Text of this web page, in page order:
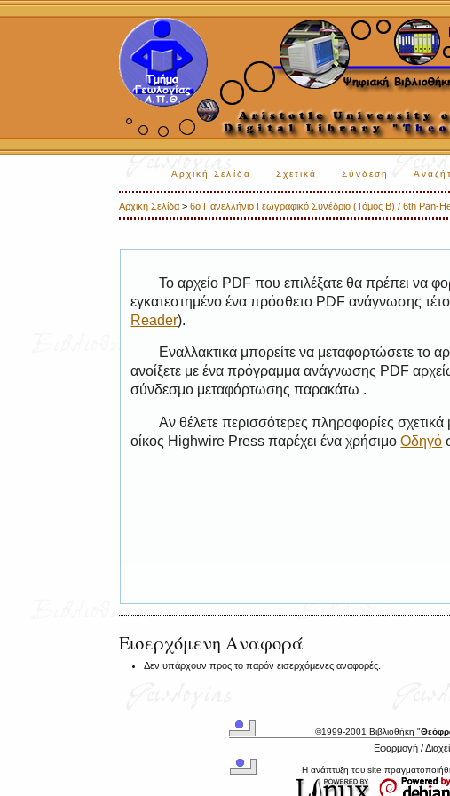
Αρχική Σελίδα Σχετικά Σύνδεση
Αρχική Σελίδα >6ο Πανελλήνιο Γεωγραφικό Συνέδριο (Τόμος Β) / 6th Pan-
Το αρχείο PDF που επιλέξατε θα πρέπει να
εγκατεστημένο ένα πρόσθετο PDF ανάγνωσης
Reader).
Εναλλακτικά μπορείτε να μεταφορτώσετε το
ανοίξετε με ένα πρόγραμμα ανάγνωσης PDF
σύνδεσμο μεταφόρτωσης παρακάτω .
Αν θέλετε περισσότερες πληροφορίες
οίκος Highwire Press παρέχει ένα χρήσιμοΟδηγό
Εισερχόμενη Αναφορά
Δεν υπάρχουν προς το παρόν εισερχόμενες αναφορές.
©1999-2001 Βιβλιοθήκη "
Εφαρμογή /
Η ανάπτυξη του site